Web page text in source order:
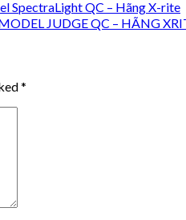
SpectraLight QC – Hãng X-rite
JUDGE QC – HÃNG
*